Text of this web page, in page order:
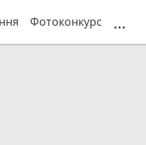
Фотоконкурс ...